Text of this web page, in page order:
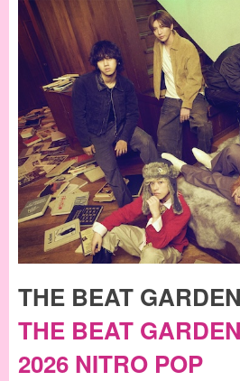
THE BEAT GARDEN
THE BEAT
2026 NITRO POP